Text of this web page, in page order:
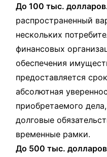
До 100 тыс.
распространенный
нескольких
финансовых
обеспечения
предоставляется
абсолютная
приобретаемого
долговые
временные рамки.
До 500 тыс.